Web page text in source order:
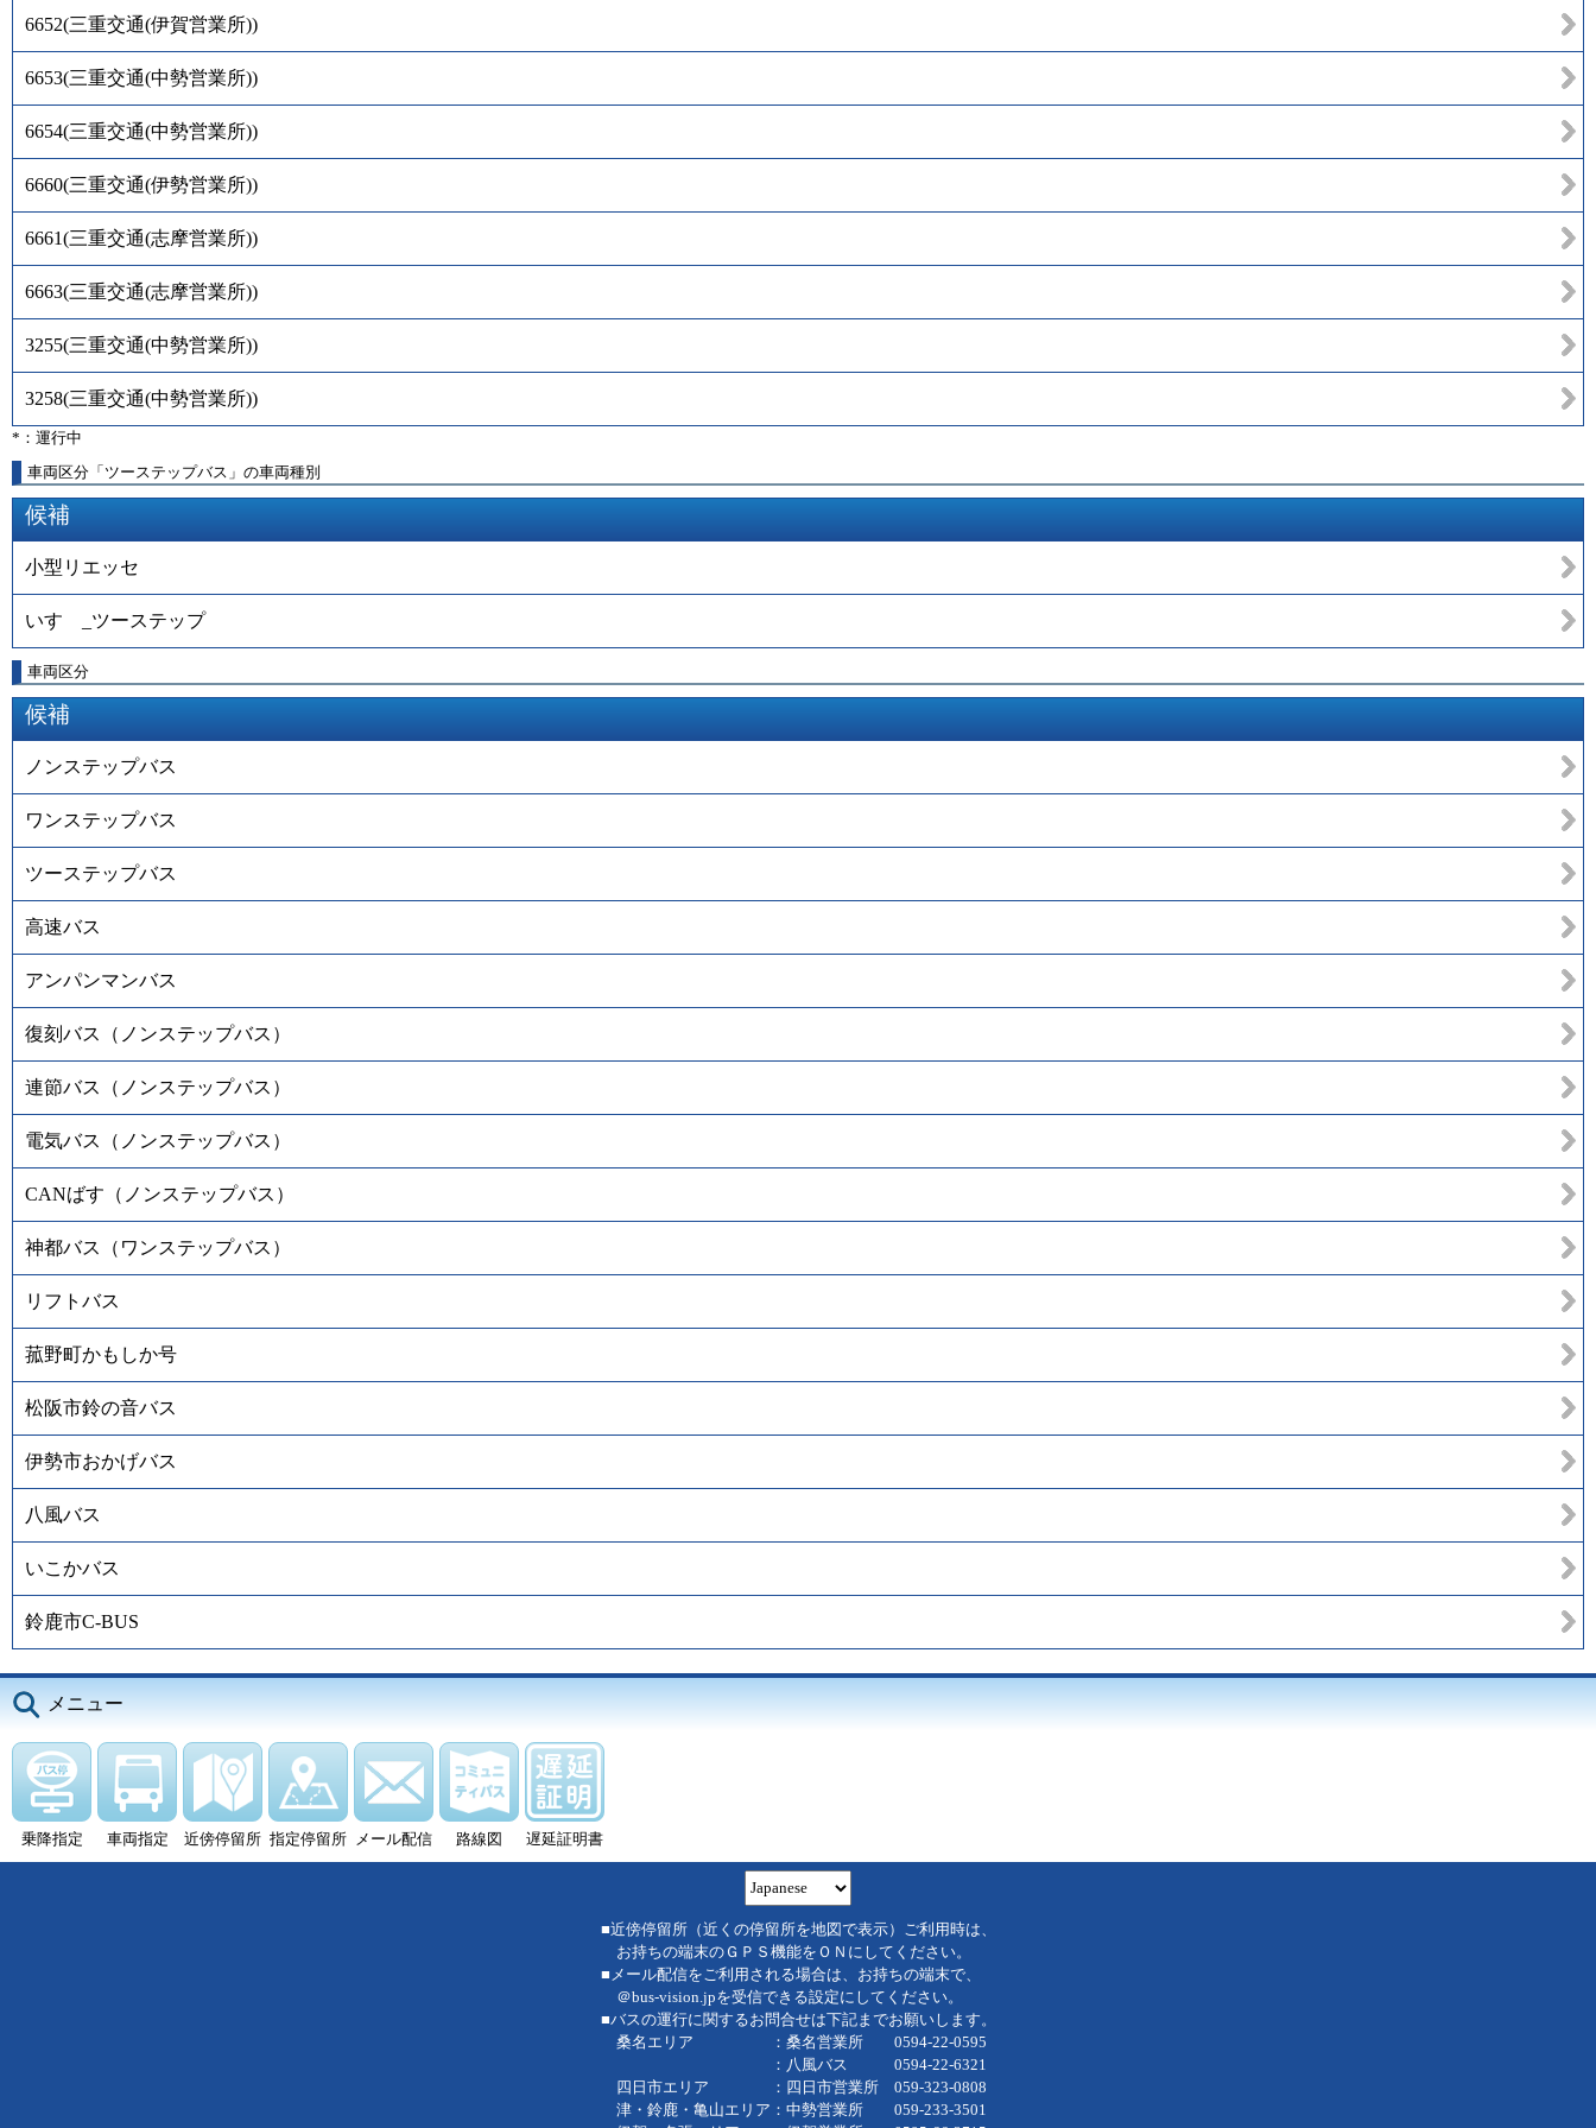
6652(三重交通(伊賀営業所))
6653(三重交通(中勢営業所))
6654(三重交通(中勢営業所))
6660(三重交通(伊勢営業所))
6661(三重交通(志摩営業所))
6663(三重交通(志摩営業所))
3255(三重交通(中勢営業所))
3258(三重交通(中勢営業所))
*：運行中
車両区分「ツーステップバス」の車両種別
候補
小型リエッセ
いすゞ_ツーステップ
車両区分
候補
ノンステップバス
ワンステップバス
ツーステップバス
高速バス
アンパンマンバス
復刻バス（ノンステップバス）
連節バス（ノンステップバス）
電気バス（ノンステップバス）
CANばす（ノンステップバス）
神都バス（ワンステップバス）
リフトバス
菰野町かもしか号
松阪市鈴の音バス
伊勢市おかげバス
八風バス
いこかバス
鈴鹿市C-BUS
メニュー
乗降指定 車両指定 近傍停留所 指定停留所 メール配信 路線図 遅延証明書
■近傍停留所（近くの停留所を地図で表示）ご利用時は、
お持ちの端末のＧＰＳ機能をＯＮにしてください。
■メール配信をご利用される場合は、お持ちの端末で、
＠bus-vision.jpを受信できる設定にしてください。
■バスの運行に関するお問合せは下記までお願いします。
桑名エリア ：桑名営業所 0594-22-0595
：八風バス 0594-22-6321
四日市エリア ：四日市営業所 059-323-0808
津・鈴鹿・亀山エリア：中勢営業所 059-233-3501